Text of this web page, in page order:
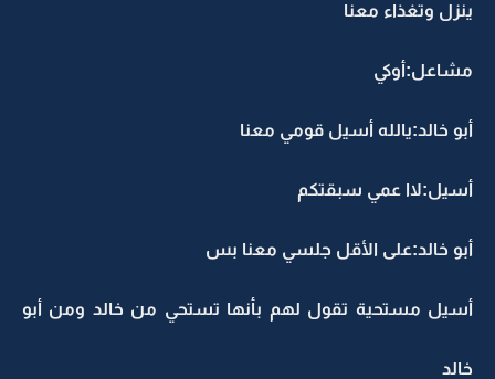
ينزل وتغذاء معنا
مشاعل:أوكي
أبو خالد:يالله أسيل قومي معنا
أسيل:لاا عمي سبقتكم
أبو خالد:على الأقل جلسي معنا بس
أسيل مستحية تقول لهم بأنها تستحي من خالد ومن أبو
خالد